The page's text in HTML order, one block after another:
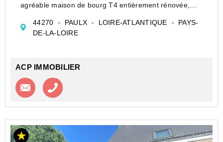
agréable maison de bourg T4 entièrement rénovée,
Elle se compose :
Au rez-de-chaussée : une cuisi...
44270 PAULX LOIRE-ATLANTIQUE
PAYS-
DE-LA-LOIRE
ACP IMMOBILIER
Contacter l'agence